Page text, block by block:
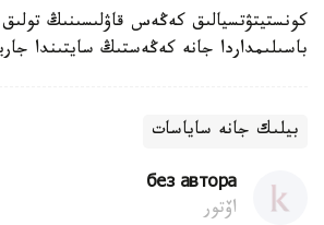
كونستيتۋتسيالىق كەڭەس قاۋلىسىنىڭ
باسىلىمداردا جانە كەڭەستىڭ سايتىندا
بيلىك جانە ساياسات
без автора
اۆتور